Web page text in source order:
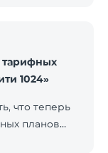
тарифных
1024»
что теперь
планов